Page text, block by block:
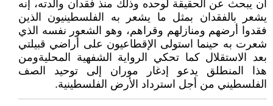
أن يبحث عن الحقيقة لوحده وذلك منذ فقدان والدته، إنه
يشعر بالفقدان بمثل ما يشعر به الفلسطينيون الذين
فقدوا أرضهم ومنازلهم وقراهم، وهو الشعور نفسه الذي
شعرت به حينما استولى الإقطاعيون على أراضي قبيلتي
بعد الاستقلال كما تحكي الرواية الشفهية المحليةومن
هذا المنطلق يدعو إدغار موران إلى توحيد الصف
الفلسطيني من أجل استرداد الأرض الفلسطينية.